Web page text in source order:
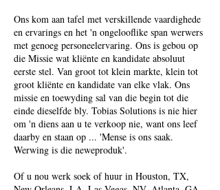
Ons kom aan tafel met verskillende vaardighede
en ervarings en het 'n ongelooflike span werwers
met genoeg personeelervaring. Ons is gebou op
die Missie wat kliënte en kandidate absoluut
eerste stel. Van groot tot klein markte, klein tot
groot kliënte en kandidate van elke vlak. Ons
missie en toewyding sal van die begin tot die
einde dieselfde bly. Tobias Solutions is nie hier
om 'n diens aan u te verkoop nie, want ons leef
daarby en staan ​​op ... 'Mense is ons saak.
Werwing is die neweproduk'.
Of u nou werk soek of huur in Houston, TX,